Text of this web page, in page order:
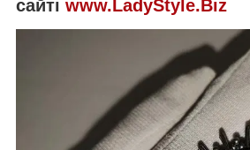
сайті www.LadyStyle.Biz